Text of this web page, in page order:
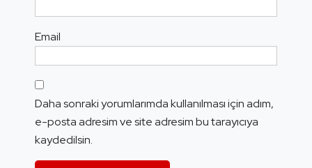
Email
Daha sonraki yorumlarımda kullanılması için adım,
e-posta adresim ve site adresim bu tarayıcıya
kaydedilsin.